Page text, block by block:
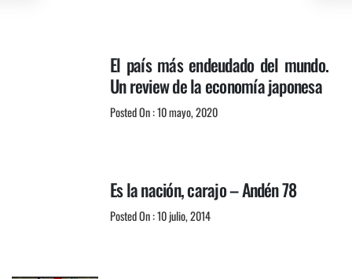
El país más endeudado del mundo.
Un review de la economía japonesa
Posted On : 10 mayo, 2020
Es la nación, carajo – Andén 78
Posted On : 10 julio, 2014